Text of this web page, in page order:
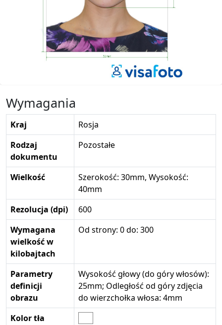
Wymagania
Kraj
Rosja
Rodzaj
dokumentu
Pozostałe
Wielkość
Szerokość: 30mm, Wysokość:
40mm
Rezolucja (dpi)
600
Wymagana
wielkość w
kilobajtach
Od strony: 0 do: 300
Parametry
definicji
obrazu
Wysokość głowy (do góry włosów):
25mm; Odległość od góry zdjęcia
do wierzchołka włosa: 4mm
Kolor tła